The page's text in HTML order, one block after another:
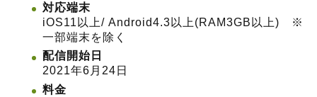
対応端末
iOS11以上/ Android4.3以上(RAM3GB以上) ※
一部端末を除く
配信開始日
2021年6月24日
料金